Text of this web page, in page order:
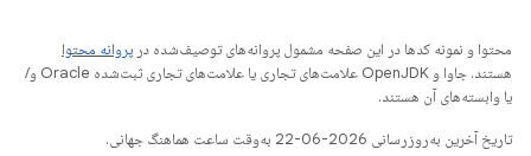
محتوا و نمونه کدها در این صفحه مشمول پروانه‌های توصیف‌شده در پروانه محتوا
هستند. جاوا و OpenJDK علامت‌های تجاری یا علامت‌های تجاری ثبت‌شده Oracle و/
یا وابسته‌های آن هستند.
تاریخ آخرین به‌روزرسانی 2026-06-22 به‌وقت ساعت هماهنگ جهانی.